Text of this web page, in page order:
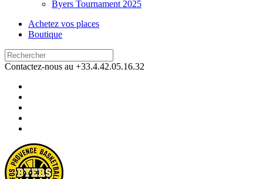
Byers Tournament 2025
Achetez vos places
Boutique
Contactez-nous au +33.4.42.05.16.32